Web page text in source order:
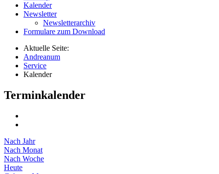
Kalender
Newsletter
Newsletterarchiv
Formulare zum Download
Aktuelle Seite:
Andreanum
Service
Kalender
Terminkalender
Nach Jahr
Nach Monat
Nach Woche
Heute